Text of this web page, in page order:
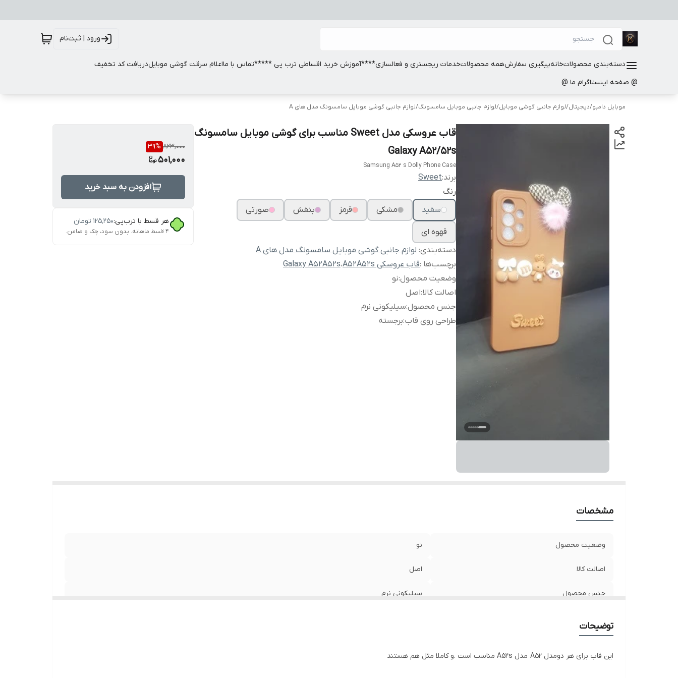
ورود | ثبت‌نام
دسته‌بندی محصولاتخانهپیگیری سفارشهمه محصولاتخدمات ریجستری و فعالسازی****آموزش خرید اقساطی ترب پی *****تماس با مااعلام سرقت گوشی موبایلدریافت کد تخفیف
@ صفحه اینستاگرام ما @
موبایل دامبو/دیجیتال/لوازم جانبی گوشی موبایل/لوازم جانبی موبایل سامسونگ/لوازم جانبی گوشی موبایل سامسونگ مدل های A
قاب عروسکی مدل Sweet مناسب برای گوشی موبایل سامسونگ
Galaxy A52/52s
Samsung A52 s Dolly Phone Case
برند:Sweet
رنگ
سفید
مشکی قرمز بنفش صورتی
قهوه ای
دسته‌بندی: لوازم جانبی گوشی موبایل سامسونگ مدل های A
برچسب‌ها :قاب عروسکی A52A52s ،Galaxy A52A52s
وضعیت محصول:نو
اصالت کالا:اصل
جنس محصول:سیلیکونی نرم
طراحی روی قاب:برجسته
823,000
39%
501,000
افزودن به سبد خرید
هر قسط با ترب‌پی:۱۲۵٬۲۵۰ تومان
۴ قسط ماهانه. بدون سود، چک و ضامن.
مشخصات
وضعیت محصول نو
اصالت کالا اصل
جنس محصول سیلیکونی نرم
توضیحات
این قاب برای هر دومدل A52 مدل A52s مناسب است .و کاملا مثل هم هستند